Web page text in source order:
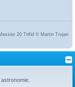
20 Trifid © Martin Trojan